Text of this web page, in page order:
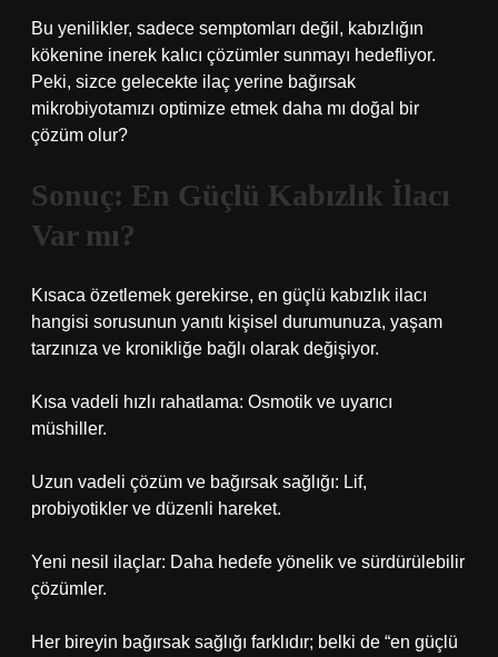
Bu yenilikler, sadece semptomları değil, kabızlığın
kökenine inerek kalıcı çözümler sunmayı hedefliyor.
Peki, sizce gelecekte ilaç yerine bağırsak
mikrobiyotamızı optimize etmek daha mı doğal bir
çözüm olur?
Sonuç: En Güçlü Kabızlık İlacı
Var mı?
Kısaca özetlemek gerekirse, en güçlü kabızlık ilacı
hangisi sorusunun yanıtı kişisel durumunuza, yaşam
tarzınıza ve kronikliğe bağlı olarak değişiyor.
Kısa vadeli hızlı rahatlama: Osmotik ve uyarıcı
müshiller.
Uzun vadeli çözüm ve bağırsak sağlığı: Lif,
probiyotikler ve düzenli hareket.
Yeni nesil ilaçlar: Daha hedefe yönelik ve sürdürülebilir
çözümler.
Her bireyin bağırsak sağlığı farklıdır; belki de “en güçlü